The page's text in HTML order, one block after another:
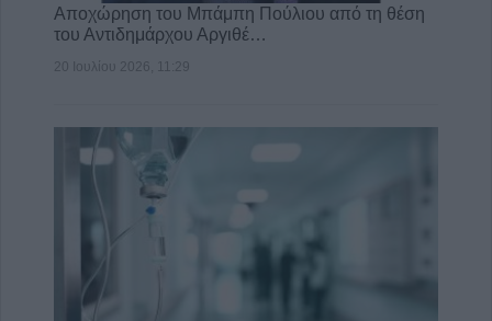
Αποχώρηση του Μπάμπη Πούλιου από τη θέση
του Αντιδημάρχου Αργιθέ…
20 Ιουλίου 2026, 11:29